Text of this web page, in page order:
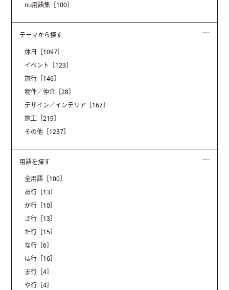
nu用語集 ［100］
テーマから探す
休日
［1097］
イベント
［123］
旅行 ［146］
物件／仲介 ［28］
デザイン／インテリア ［167］
施工 ［219］
その他 ［1237］
用語を探す
全用語 ［100］
あ行 ［13］
か行 ［10］
さ行 ［13］
た行 ［15］
な行 ［6］
は行 ［16］
ま行 ［4］
や行 ［4］